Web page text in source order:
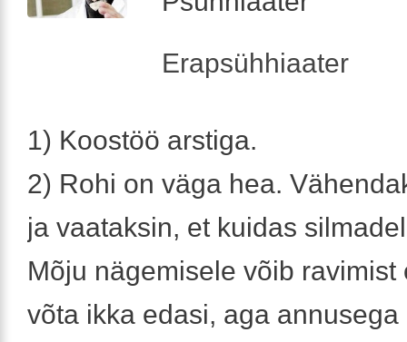
Erapsühhiaater
1) Koostöö arstiga.
2) Rohi on väga hea.
ja vaataksin, et kuidas
Mõju nägemisele võib ravimist
võta ikka edasi, aga annusega